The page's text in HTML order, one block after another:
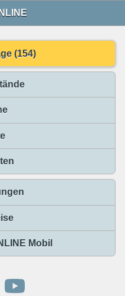
(154)
Mobil